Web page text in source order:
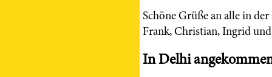
Schöne Grüße an alle in
Frank, Christian, Ingrid
In Delhi